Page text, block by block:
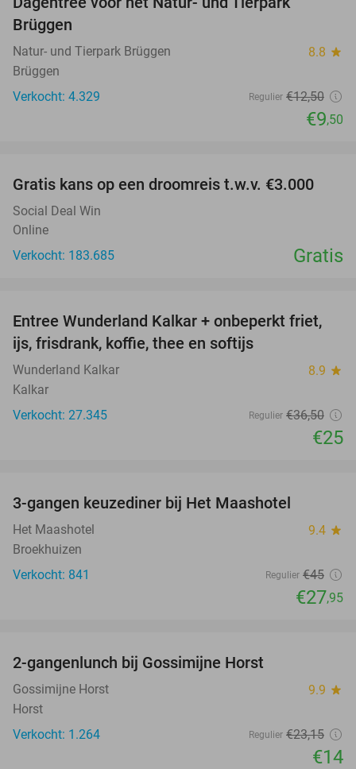
Brüggen
Natur- und Tierpark Brüggen 8.8 star
Brüggen
Verkocht: 4.329
Regulier €12,50
€9,50
Gratis kans op een droomreis t.w.v. €3.000
Social Deal Win
Online
Verkocht: 183.685
Gratis
32%
Entree Wunderland Kalkar + onbeperkt friet,
ijs, frisdrank, koffie, thee en softijs
Wunderland Kalkar 8.9 star
Kalkar
Verkocht: 27.345
Regulier €36,50
€25
3-gangen keuzediner bij Het Maashotel
Het Maashotel 9.4 star
Broekhuizen
Verkocht: 841
Regulier €45
€27,95
2-gangenlunch bij Gossimijne Horst
Gossimijne Horst 9.9 star
Horst
Verkocht: 1.264
Regulier €23,15
€14